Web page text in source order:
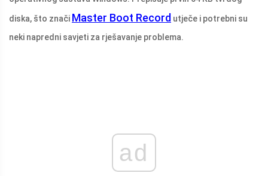
diska, što znači Master Boot Record utječe i potrebni su
neki napredni savjeti za rješavanje problema.
ad